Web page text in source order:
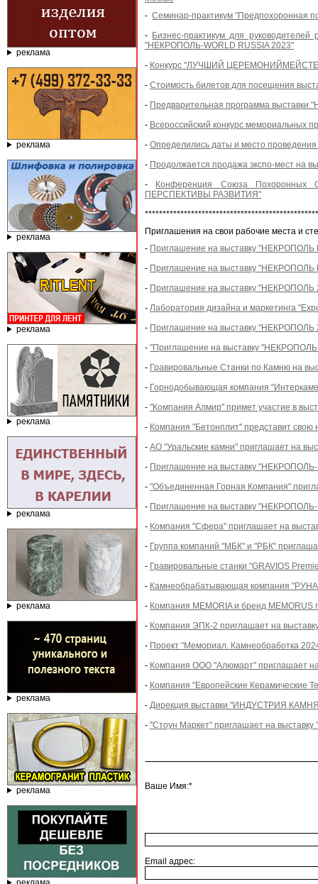
реклама
реклама
реклама
реклама
реклама
реклама
реклама
реклама
реклама
- Семинар-практикум "Предпохоронная
- Бизнес-практикум для
"НЕКРОПОЛЬ-WORLD RUSSIA 2023"
- Конкурс "ЛУЧШИЙ ЦЕРЕМОНИЙМЕЙСТЕР"
- Стоимость билетов для посещения
- Предварительная программа выставки
- Всероссийский конкурс
- Определились даты и место
- Продолжается продажа экспо-мест
-
Конференция Союза
ПЕРСПЕКТИВЫ РАЗВИТИЯ"
Приглашения на свои рабочие места и
- Приглашение на выставку
- Приглашение на выставку
- Приглашение на выставку "НЕКРОПОЛЬ
- Лаборатория дизайна и маркетинга
- Приглашение на выставку "НЕКРОПОЛЬ
- "Приглашение на выставку
- Гравировальные Станки по Камню на
- Горнодобывающая компания
- "Компания Алмир" примет участие в
- Компания "Бетонплит" представит свою
- АО "Уральские камни" приглашает на
- Приглашение на выставку
- "Объединенная Горная Компания"
- Приглашение на выставку
- Компания "Сфера" приглашает на
- Группа компаний "МБК" и "РБК"
- Гравировальные станки "GRAVIOS
- Камнеобрабатывающая компания
- Компания MEMORIA и бренд MEMORUS
- Компания ЭПК-2 приглашает на
- Проект "Мемориал. Камнеобработка
- Компания ООО "Алюмарт" приглашает
- Компания "Европейские Керамические
- Дирекция выставки "ИНДУСТРИЯ КАМНЯ"
- "Стоун Маркет" приглашает на
Ваше Имя:*
Email адрес: